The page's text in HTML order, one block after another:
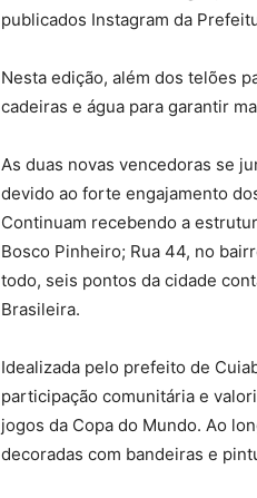
publicados Instagram da
Nesta edição, além dos telões
cadeiras e água para garantir
As duas novas vencedoras se
devido ao forte engajamento
Continuam recebendo a
Bosco Pinheiro; Rua 44, no
todo, seis pontos da cidade
Brasileira.
Idealizada pelo prefeito de
participação comunitária e
jogos da Copa do Mundo. Ao
decoradas com bandeiras e